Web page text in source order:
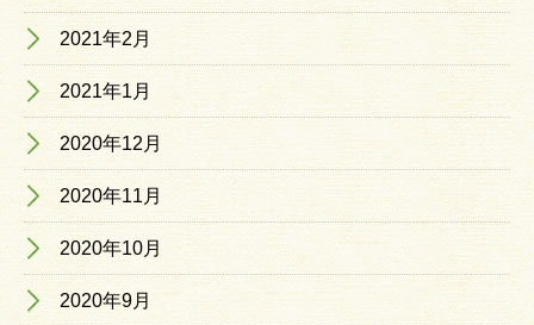
2021年2月
2021年1月
2020年12月
2020年11月
2020年10月
2020年9月